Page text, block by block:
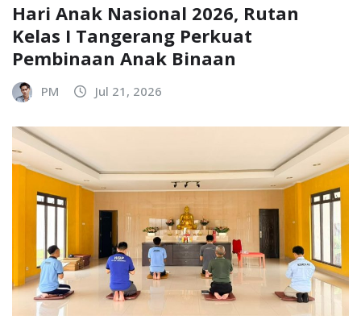
Hari Anak Nasional 2026, Rutan
Kelas I Tangerang Perkuat
Pembinaan Anak Binaan
PM Jul 21, 2026